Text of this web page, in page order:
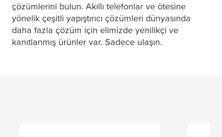
çözümlerini bulun. Akıllı telefonlar ve ötesine
yönelik çeşitli yapıştırıcı çözümleri dünyasında
daha fazla çözüm için elimizde yenilikçi ve
kanıtlanmış ürünler var. Sadece ulaşın.